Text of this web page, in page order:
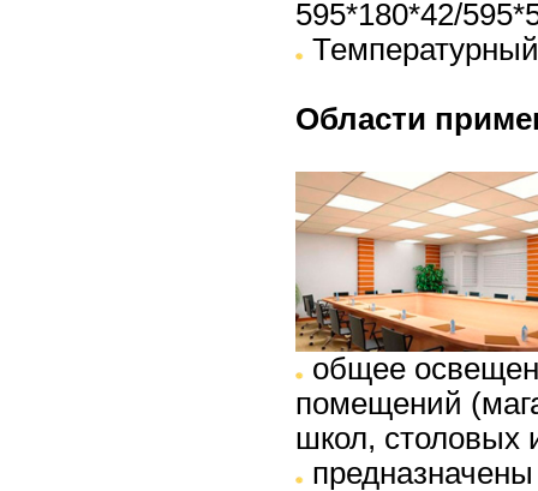
595*180*42/
Области
общее
помещений
школ, столовых